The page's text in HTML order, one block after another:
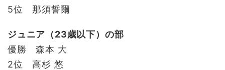
5位 那須誓爾
ジュニア（23歳以下）の部
優勝 森本 大
2位 高杉 悠